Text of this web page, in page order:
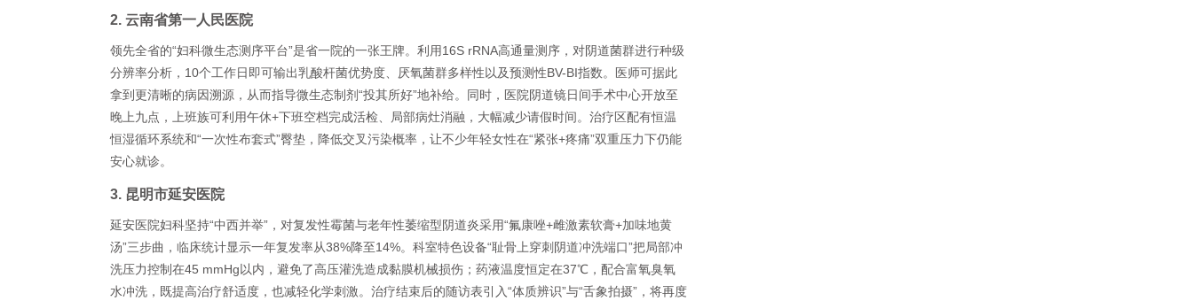
2. 云南省第一人民医院
领先全省的“妇科微生态测序平台”是省一院的一张王牌。利用16S rRNA高通量测序，对阴道菌群进行种级
分辨率分析，10个工作日即可输出乳酸杆菌优势度、厌氧菌群多样性以及预测性BV-BI指数。医师可据此
拿到更清晰的病因溯源，从而指导微生态制剂“投其所好”地补给。同时，医院阴道镜日间手术中心开放至
晚上九点，上班族可利用午休+下班空档完成活检、局部病灶消融，大幅减少请假时间。治疗区配有恒温
恒湿循环系统和“一次性布套式”臀垫，降低交叉污染概率，让不少年轻女性在“紧张+疼痛”双重压力下仍能
安心就诊。
3. 昆明市延安医院
延安医院妇科坚持“中西并举”，对复发性霉菌与老年性萎缩型阴道炎采用“氟康唑+雌激素软膏+加味地黄
汤”三步曲，临床统计显示一年复发率从38%降至14%。科室特色设备“耻骨上穿刺阴道冲洗端口”把局部冲
洗压力控制在45 mmHg以内，避免了高压灌洗造成黏膜机械损伤；药液温度恒定在37℃，配合富氧臭氧
水冲洗，既提高治疗舒适度，也减轻化学刺激。治疗结束后的随访表引入“体质辨识”与“舌象拍摄”，将再度